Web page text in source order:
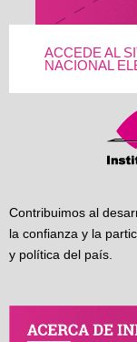
ACCEDE AL
NACIONAL
Contribuimos al
la confianza y la
y política del país.